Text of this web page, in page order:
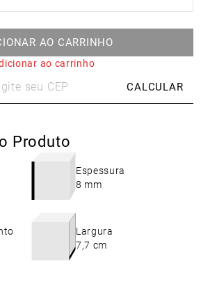
AO CARRINHO
ao carrinho
Produto
Espessura
8 mm
Largura
7,7 cm